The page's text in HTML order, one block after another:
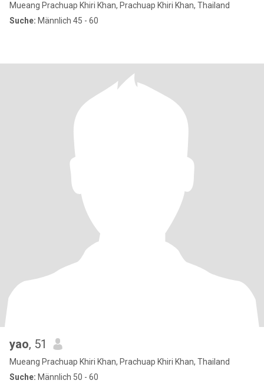
Mueang Prachuap Khiri Khan, Prachuap Khiri Khan, Thailand
Suche: Männlich 45 - 60
yao, 51
Mueang Prachuap Khiri Khan, Prachuap Khiri Khan, Thailand
Suche: Männlich 50 - 60